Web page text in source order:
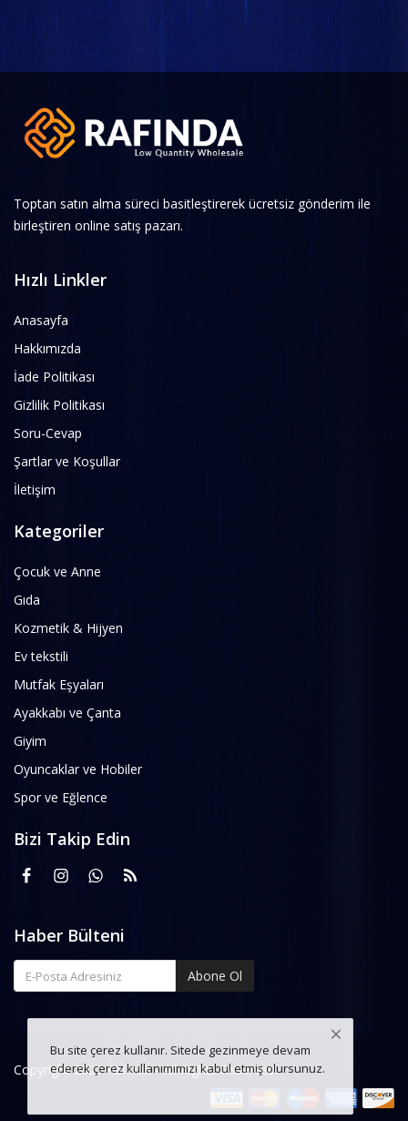
Toptan satın alma süreci basitleştirerek ücretsiz gönderim ile
birleştiren online satış pazarı.
Hızlı Linkler
Anasayfa
Hakkımızda
İade Politikası
Gizlilik Politikası
Soru-Cevap
Şartlar ve Koşullar
İletişim
Kategoriler
Çocuk ve Anne
Gıda
Kozmetik & Hijyen
Ev tekstili
Mutfak Eşyaları
Ayakkabı ve Çanta
Giyim
Oyuncaklar ve Hobiler
Spor ve Eğlence
Bizi Takip Edin
Haber Bülteni
Abone Ol
Copyright 2021 Rafinda - All Rights Reserved.
Bu site çerez kullanır. Sitede gezinmeye devam
ederek çerez kullanımımızı kabul etmiş olursunuz.